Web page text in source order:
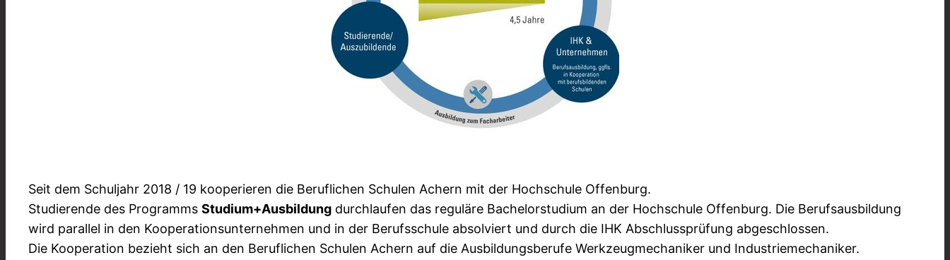
Seit dem Schuljahr 2018 / 19 kooperieren die Beruflichen Schulen Achern mit der Hochschule Offenburg.
Studierende des Programms Studium+Ausbildung durchlaufen das reguläre Bachelorstudium an der Hochschule Offenburg. Die Berufsausbildung
wird parallel in den Kooperationsunternehmen und in der Berufsschule absolviert und durch die IHK Abschlussprüfung abgeschlossen.
Die Kooperation bezieht sich an den Beruflichen Schulen Achern auf die Ausbildungsberufe Werkzeugmechaniker und Industriemechaniker.